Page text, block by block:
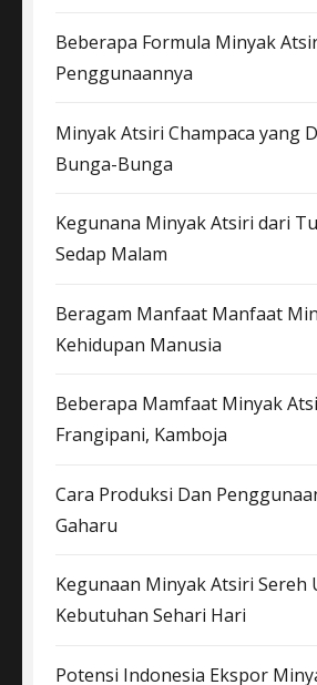
Beberapa Formula Minyak
Penggunaannya
Minyak Atsiri Champaca yang
Bunga-Bunga
Kegunana Minyak Atsiri dari
Sedap Malam
Beragam Manfaat Manfaat
Kehidupan Manusia
Beberapa Mamfaat Minyak
Frangipani, Kamboja
Cara Produksi Dan
Gaharu
Kegunaan Minyak Atsiri Sereh
Kebutuhan Sehari Hari
Potensi Indonesia Ekspor